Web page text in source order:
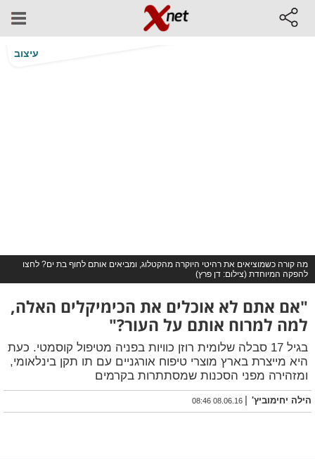
עיצוב
מה קורה כשמוציאים את רהיטי היוקרה מהקטלוג, ומביאים אותם לחוף בת ים? לחצו
להפקה המיוחדת (צילום: דן פרץ)
"אם אתם לא אוכלים את הכימיקלים האלה,
למה למרוח אותם על העור?"
בגיל 17 סבלה שלומית רוזן כוויות בפניה מטיפול קוסמטי. כעת
היא מייצרת בארץ מוצרי טיפוח אורגניים עם תו תקן בינלאומי,
ומזהירה מפני הסכנות שמסתתרות בקרמים
הילה יחימוביץ' |
08.06.16 08:46